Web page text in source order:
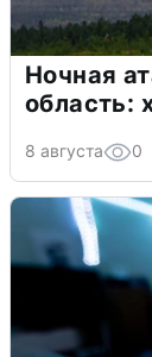
Ночная
область:
8 августа 0